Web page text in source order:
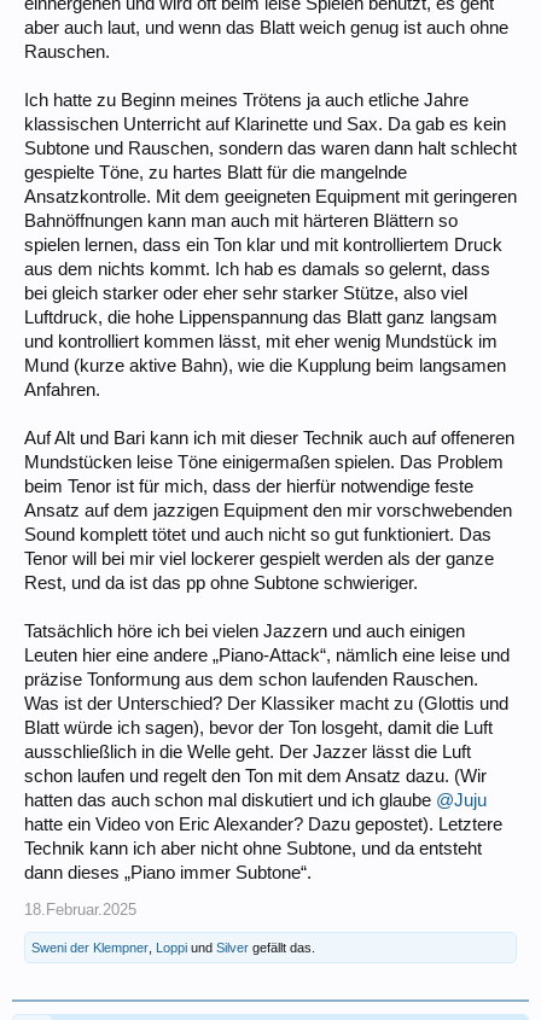
aber auch laut, und wenn das Blatt weich genug ist auch ohne
Rauschen.
Ich hatte zu Beginn meines Trötens ja auch etliche Jahre
klassischen Unterricht auf Klarinette und Sax. Da gab es kein
Subtone und Rauschen, sondern das waren dann halt schlecht
gespielte Töne, zu hartes Blatt für die mangelnde
Ansatzkontrolle. Mit dem geeigneten Equipment mit geringeren
Bahnöffnungen kann man auch mit härteren Blättern so
spielen lernen, dass ein Ton klar und mit kontrolliertem Druck
aus dem nichts kommt. Ich hab es damals so gelernt, dass
bei gleich starker oder eher sehr starker Stütze, also viel
Luftdruck, die hohe Lippenspannung das Blatt ganz langsam
und kontrolliert kommen lässt, mit eher wenig Mundstück im
Mund (kurze aktive Bahn), wie die Kupplung beim langsamen
Anfahren.
Auf Alt und Bari kann ich mit dieser Technik auch auf offeneren
Mundstücken leise Töne einigermaßen spielen. Das Problem
beim Tenor ist für mich, dass der hierfür notwendige feste
Ansatz auf dem jazzigen Equipment den mir vorschwebenden
Sound komplett tötet und auch nicht so gut funktioniert. Das
Tenor will bei mir viel lockerer gespielt werden als der ganze
Rest, und da ist das pp ohne Subtone schwieriger.
Tatsächlich höre ich bei vielen Jazzern und auch einigen
Leuten hier eine andere „Piano-Attack“, nämlich eine leise und
präzise Tonformung aus dem schon laufenden Rauschen.
Was ist der Unterschied? Der Klassiker macht zu (Glottis und
Blatt würde ich sagen), bevor der Ton losgeht, damit die Luft
ausschließlich in die Welle geht. Der Jazzer lässt die Luft
schon laufen und regelt den Ton mit dem Ansatz dazu. (Wir
hatten das auch schon mal diskutiert und ich glaube @Juju
hatte ein Video von Eric Alexander? Dazu gepostet). Letztere
Technik kann ich aber nicht ohne Subtone, und da entsteht
dann dieses „Piano immer Subtone“.
18.Februar.2025
Sweni der Klempner Loppi und Silver gefällt das.